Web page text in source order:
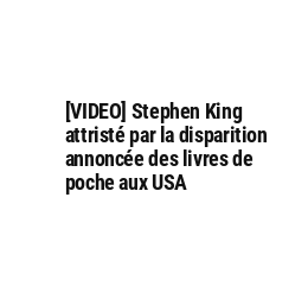
[VIDEO] Stephen King
attristé par la disparition
annoncée des livres de
poche aux USA